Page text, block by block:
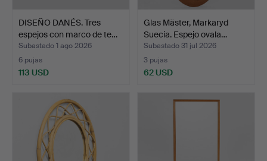
DISEÑO DANÉS. Tres
espejos con marco de te…
Subastado 1 ago 2026
6 pujas
113 USD
Glas Mäster, Markaryd
Suecia. Espejo ovala…
Subastado 31 jul 2026
3 pujas
62 USD